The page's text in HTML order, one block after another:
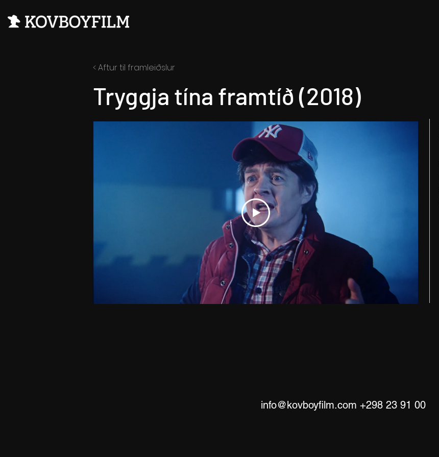
< Aftur til framleiðslur
Tryggja tína framtíð (2018)
info@kovboyfilm.com +298 23 91 00